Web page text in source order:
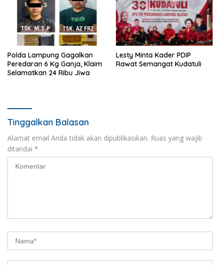
Polda Lampung Gagalkan
Peredaran 6 Kg Ganja, Klaim
Selamatkan 24 Ribu Jiwa
Lesty Minta Kader PDIP
Rawat Semangat Kudatuli
Tinggalkan Balasan
Alamat email Anda tidak akan dipublikasikan. Ruas yang wajib
ditandai *